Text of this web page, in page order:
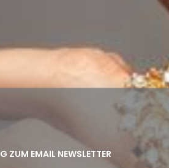
ZUM EMAIL NEWSLETTER